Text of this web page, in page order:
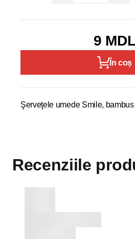
9
În coș
Şerveţele umede Smile,
Recenziile